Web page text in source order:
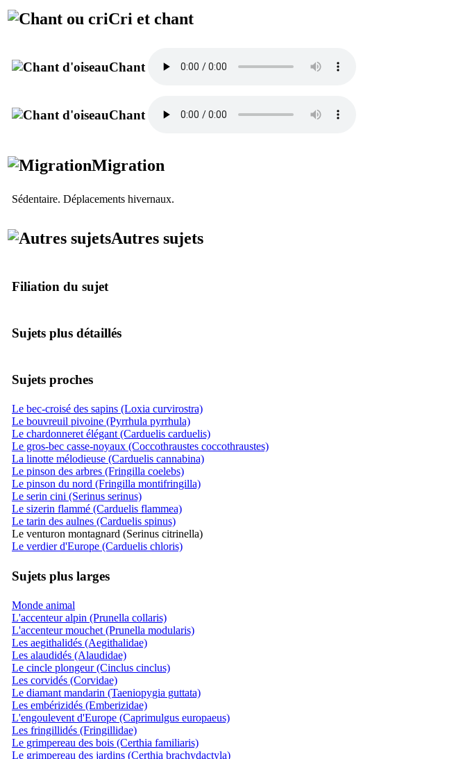
Cri et chant
Chant
Chant
Migration
Sédentaire. Déplacements hivernaux.
Autres sujets
Filiation du sujet
Sujets plus détaillés
Sujets proches
Le bec-croisé des sapins (Loxia curvirostra)
Le bouvreuil pivoine (Pyrrhula pyrrhula)
Le chardonneret élégant (Carduelis carduelis)
Le gros-bec casse-noyaux (Coccothraustes coccothraustes)
La linotte mélodieuse (Carduelis cannabina)
Le pinson des arbres (Fringilla coelebs)
Le pinson du nord (Fringilla montifringilla)
Le serin cini (Serinus serinus)
Le sizerin flammé (Carduelis flammea)
Le tarin des aulnes (Carduelis spinus)
Le venturon montagnard (Serinus citrinella)
Le verdier d'Europe (Carduelis chloris)
Sujets plus larges
Monde animal
L'accenteur alpin (Prunella collaris)
L'accenteur mouchet (Prunella modularis)
Les aegithalidés (Aegithalidae)
Les alaudidés (Alaudidae)
Le cincle plongeur (Cinclus cinclus)
Les corvidés (Corvidae)
Le diamant mandarin (Taeniopygia guttata)
Les embérizidés (Emberizidae)
L'engoulevent d'Europe (Caprimulgus europaeus)
Les fringillidés (Fringillidae)
Le grimpereau des bois (Certhia familiaris)
Le grimpereau des jardins (Certhia brachydactyla)